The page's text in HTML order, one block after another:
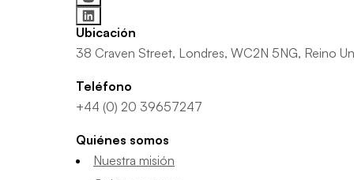
Ubicación
38 Craven Street, Londres, WC2N 5NG, Reino
Teléfono
+44 (0) 20 39657247
Quiénes somos
Nuestra misión